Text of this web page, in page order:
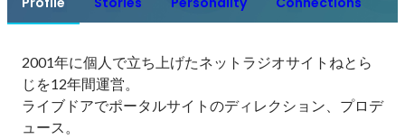
2001年に個人で立ち上げたネットラジオサイトねとら
じを12年間運営。
ライブドアでポータルサイトのディレクション、プロデ
ュース。